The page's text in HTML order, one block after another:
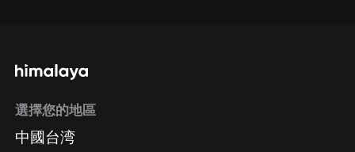
方法 Google Play取消訂閱方法
選擇您的地區
中國台湾